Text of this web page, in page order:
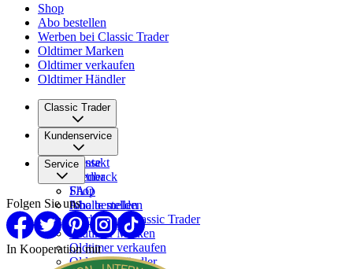
Shop
Abo bestellen
Werben bei Classic Trader
Oldtimer Marken
Oldtimer verkaufen
Oldtimer Händler
Classic Trader
Über uns
Karriere
Presse
Partner
Kundenservice
Kontakt
Feedback
FAQ
Inhalte melden
Service
Shop
Abo bestellen
Werben bei Classic Trader
Oldtimer Marken
Oldtimer verkaufen
Oldtimer Händler
Folgen Sie uns
In Kooperation mit